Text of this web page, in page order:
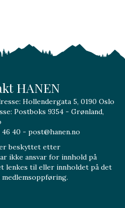
HANEN
Hollendergata 5, 0190 Oslo
Postboks 9354 - Grønland,
46 40 - post@hanen.no
beskyttet etter
ikke ansvar for innhold på
lenkes til eller innholdet på det